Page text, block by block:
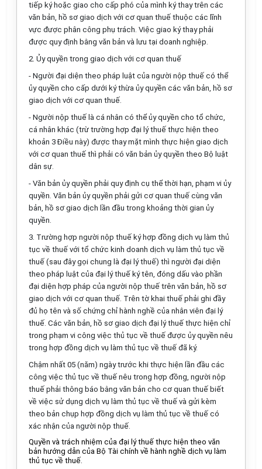
tiếp ký hoặc giao cho cấp phó của mình ký thay trên các
văn bản, hồ sơ giao dịch với cơ quan thuế thuộc các lĩnh
vực được phân công phụ trách. Việc giao ký thay phải
được quy định bằng văn bản và lưu tại doanh nghiệp.
2. Ủy quyền trong giao dịch với cơ quan thuế
- Người đại diện theo pháp luật của người nộp thuế có thể
ủy quyền cho cấp dưới ký thừa ủy quyền các văn bản, hồ sơ
giao dịch với cơ quan thuế.
- Người nộp thuế là cá nhân có thể ủy quyền cho tổ chức,
cá nhân khác (trừ trường hợp đại lý thuế thực hiện theo
khoản 3 Điều này) được thay mặt mình thực hiện giao dịch
với cơ quan thuế thì phải có văn bản ủy quyền theo Bộ luật
dân sự.
- Văn bản ủy quyền phải quy định cụ thể thời hạn, phạm vi ủy
quyền. Văn bản ủy quyền phải gửi cơ quan thuế cùng văn
bản, hồ sơ giao dịch lần đầu trong khoảng thời gian ủy
quyền.
3. Trường hợp người nộp thuế ký hợp đồng dịch vụ làm thủ
tục về thuế với tổ chức kinh doanh dịch vụ làm thủ tục về
thuế (sau đây gọi chung là đại lý thuế) thì người đại diện
theo pháp luật của đại lý thuế ký tên, đóng dấu vào phần
đại diện hợp pháp của người nộp thuế trên văn bản, hồ sơ
giao dịch với cơ quan thuế. Trên tờ khai thuế phải ghi đầy
đủ họ tên và số chứng chỉ hành nghề của nhân viên đại lý
thuế. Các văn bản, hồ sơ giao dịch đại lý thuế thực hiện chỉ
trong phạm vi công việc thủ tục về thuế được ủy quyền nêu
trong hợp đồng dịch vụ làm thủ tục về thuế đã ký.
Chậm nhất 05 (năm) ngày trước khi thực hiện lần đầu các
công việc thủ tục về thuế nêu trong hợp đồng, người nộp
thuế phải thông báo bằng văn bản cho cơ quan thuế biết
về việc sử dụng dịch vụ làm thủ tục về thuế và gửi kèm
theo bản chụp hợp đồng dịch vụ làm thủ tục về thuế có
xác nhận của người nộp thuế.
Quyền và trách nhiệm của đại lý thuế thực hiện theo văn
bản hướng dẫn của Bộ Tài chính về hành nghề dịch vụ làm
thủ tục về thuế.